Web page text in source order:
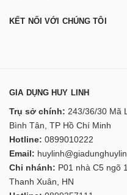
KẾT NỐI VỚI CHÚNG TÔI
GIA DỤNG HUY LINH
Trụ sở chính: 243/36/30 Mã
Bình Tân, TP Hồ Chí Minh
Hotline: 0899010222
Email:
Chi nhánh: P01 nhà C5 ngõ
Thanh Xuân, HN